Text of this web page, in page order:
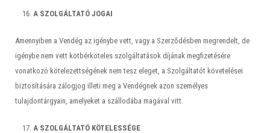
A SZOLGÁLTATÓ JOGAI
Amennyiben a Vendég az igénybe vett, vagy a Szerződésben megrendelt, de
igénybe nem vett kötbérköteles szolgáltatások díjának megfizetésére
vonatkozó kötelezettségének nem tesz eleget, a Szolgáltatót követelései
biztosítására zálogjog illeti meg a Vendégnek azon személyes
tulajdontárgyain, amelyeket a szállodába magával vitt.
A SZOLGÁLTATÓ KÖTELESSÉGE